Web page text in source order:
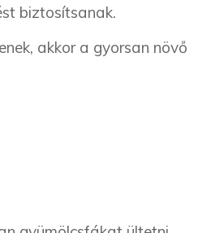
biztosítsanak.
akkor a gyorsan növő